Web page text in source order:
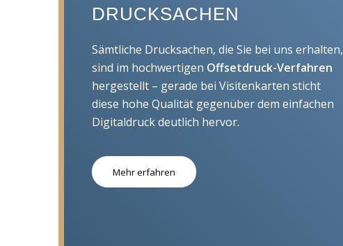
DRUCKSACHEN
Sämtliche Drucksachen, die Sie bei uns erhalten,
sind im hochwertigen Offsetdruck-Verfahren
hergestellt – gerade bei Visitenkarten sticht
diese hohe Qualität gegenüber dem einfachen
Digitaldruck deutlich hervor.
Mehr erfahren